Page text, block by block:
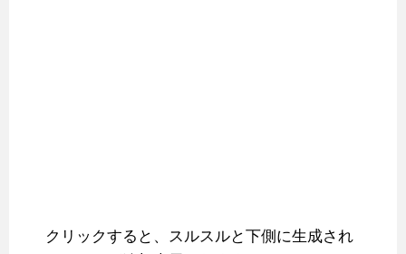
クリックすると、スルスルと下側に生成され